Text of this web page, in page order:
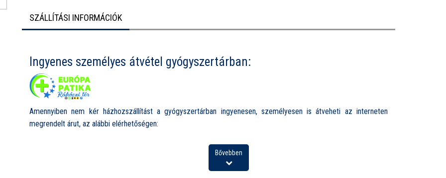
SZÁLLÍTÁSI INFORMÁCIÓK
Ingyenes személyes átvétel gyógyszertárban:
Amennyiben nem kér házhozszállítást a gyógyszertárban ingyenesen, személyesen is átveheti az interneten
megrendelt árut, az alábbi elérhetőségen:
Bővebben